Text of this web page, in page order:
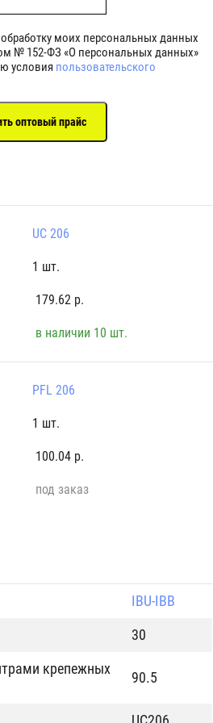
моих персональных данных
№ 152-ФЗ «О персональных данных»
условия пользовательского
UC 206
1 шт.
179.62 р.
в наличии 10 шт.
PFL 206
1 шт.
100.04 р.
под заказ
IBU-IBB
30
крепежных
90.5